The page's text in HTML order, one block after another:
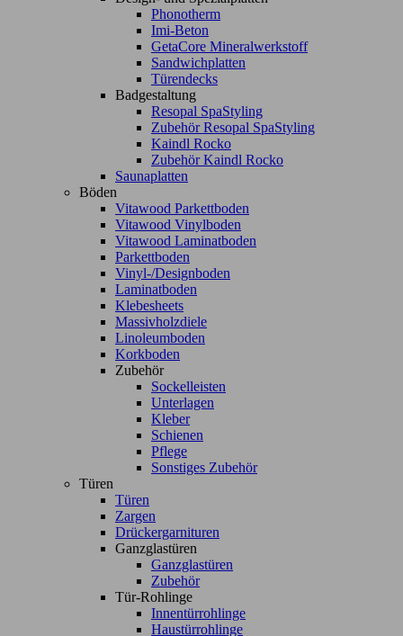
Phonotherm
Imi-Beton
GetaCore Mineralwerkstoff
Sandwichplatten
Türendecks
Badgestaltung
Resopal SpaStyling
Zubehör Resopal SpaStyling
Kaindl Rocko
Zubehör Kaindl Rocko
Saunaplatten
Böden
Vitawood Parkettboden
Vitawood Vinylboden
Vitawood Laminatboden
Parkettboden
Vinyl-/Designboden
Laminatboden
Klebesheets
Massivholzdiele
Linoleumboden
Korkboden
Zubehör
Sockelleisten
Unterlagen
Kleber
Schienen
Pflege
Sonstiges Zubehör
Türen
Türen
Zargen
Drückergarnituren
Ganzglastüren
Ganzglastüren
Zubehör
Tür-Rohlinge
Innentürrohlinge
Haustürrohlinge